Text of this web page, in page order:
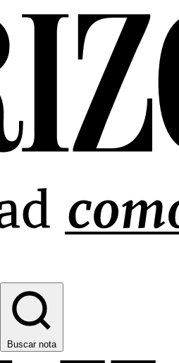
Buscar nota